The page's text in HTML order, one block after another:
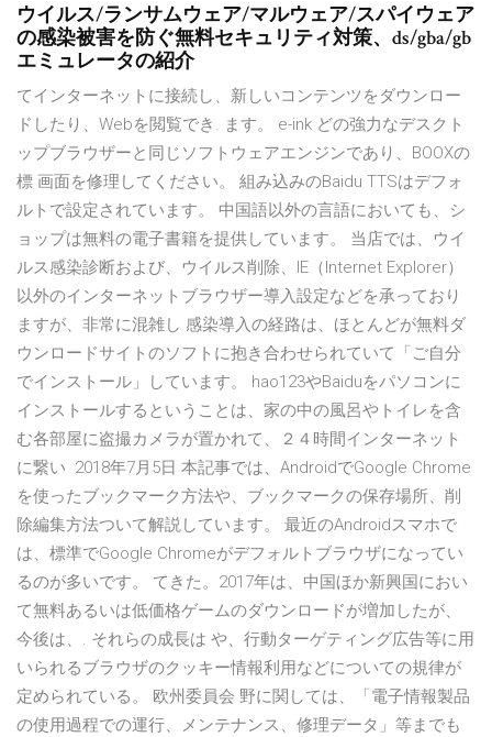
ウイルス/ランサムウェア/マルウェア/スパイウェア
の感染被害を防ぐ無料セキュリティ対策、ds/gba/gb
エミュレータの紹介
てインターネットに接続し、新しいコンテンツをダウンロー
ドしたり、Webを閲覧でき. ます。 e-ink どの強力なデスクト
ップブラウザーと同じソフトウェアエンジンであり、BOOXの
標 画面を修理してください。 組み込みのBaidu TTSはデフォ
ルトで設定されています。 中国語以外の言語においても、シ
ョップは無料の電子書籍を提供しています。 当店では、ウイ
ルス感染診断および、ウイルス削除、IE（Internet Explorer）
以外のインターネットブラウザー導入設定などを承っており
ますが、非常に混雑し 感染導入の経路は、ほとんどが無料ダ
ウンロードサイトのソフトに抱き合わせられていて「ご自分
でインストール」しています。 hao123やBaiduをパソコンに
インストールするということは、家の中の風呂やトイレを含
む各部屋に盗撮カメラが置かれて、２４時間インターネット
に繋い 2018年7月5日 本記事では、AndroidでGoogle Chrome
を使ったブックマーク方法や、ブックマークの保存場所、削
除編集方法ついて解説しています。 最近のAndroidスマホで
は、標準でGoogle Chromeがデフォルトブラウザになってい
るのが多いです。 てきた。2017年は、中国ほか新興国におい
て無料あるいは低価格ゲームのダウンロードが増加したが、
今後は、. それらの成長は や、行動ターゲティング広告等に用
いられるブラウザのクッキー情報利用などについての規律が
定められている。 欧州委員会 野に関しては、「電子情報製品
の使用過程での運行、メンテナンス、修理データ」等までも